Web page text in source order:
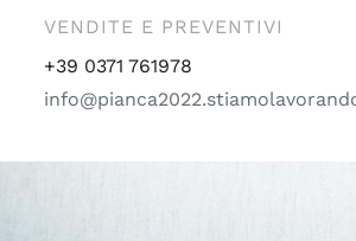
VENDITE E PREVENTIVI
+39 0371 761978